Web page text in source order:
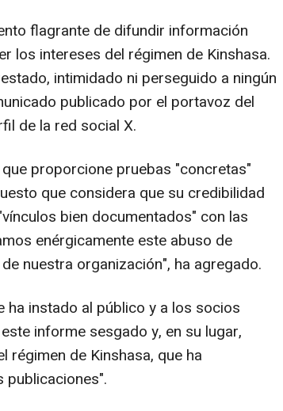
flagrante de difundir información
los intereses del régimen de Kinshasa.
intimidado ni perseguido a ningún
publicado por el portavoz del
de la red social X.
proporcione pruebas "concretas"
que considera que su credibilidad
bien documentados" con las
enérgicamente este abuso de
nuestra organización", ha agregado.
instado al público y a los socios
informe sesgado y, en su lugar,
régimen de Kinshasa, que ha